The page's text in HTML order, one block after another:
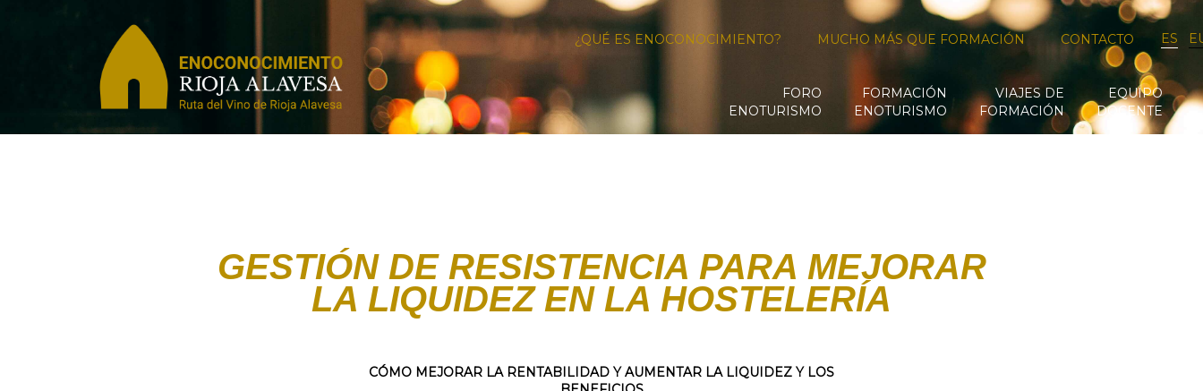
¿QUÉ ES ENOCONOCIMIENTO? MUCHO MÁS QUE FORMACIÓN CONTACTO ES
FORO
ENOTURISMO
FORMACIÓN
ENOTURISMO
VIAJES DE
FORMACIÓN
EQUIPO
DOCENTE
GESTIÓN DE RESISTENCIA PARA MEJORAR
LA LIQUIDEZ EN LA HOSTELERÍA
CÓMO MEJORAR LA RENTABILIDAD Y AUMENTAR LA LIQUIDEZ Y LOS